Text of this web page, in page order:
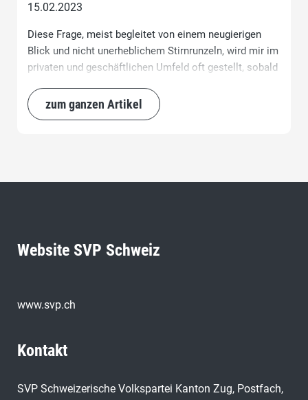
15.02.2023
Diese Frage, meist begleitet von einem neugierigen
Blick und nicht unerheblichem Stirnrunzeln, wird mir im
privaten und geschäftlichen Umfeld oft gestellt, sobald
zum ganzen Artikel
Website SVP Schweiz
www.svp.ch
Kontakt
SVP Schweizerische Volkspartei Kanton Zug, Postfach,